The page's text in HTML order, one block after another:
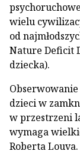
wielu
od
Nature Deficit
dziecka).
dzieci w
w przestrzeni
wymaga
Roberta Louva.